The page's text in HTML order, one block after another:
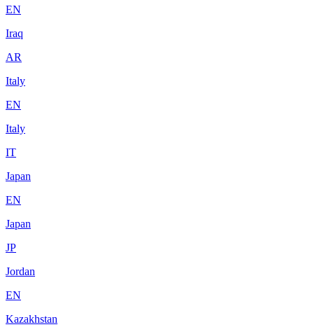
EN
Iraq
AR
Italy
EN
Italy
IT
Japan
EN
Japan
JP
Jordan
EN
Kazakhstan